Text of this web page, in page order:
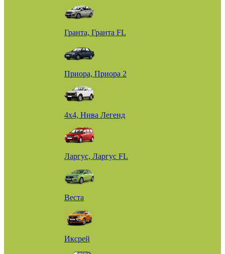
Гранта, Гранта FL
Приора, Приора 2
4х4, Нива Легенд
Ларгус, Ларгус FL
Веста
Иксрей